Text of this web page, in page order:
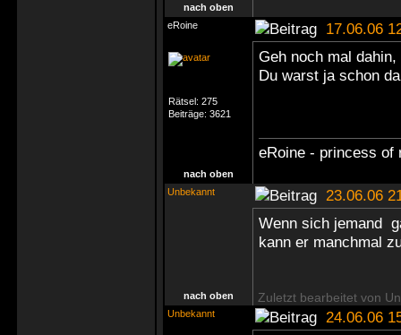
nach oben
eRoine
17.06.06
Rätsel: 275
Beiträge: 3621
Geh noch mal
Du warst ja schon
eRoine - princess of
nach oben
Unbekannt
23.06.06
Wenn sich jemand
kann er manchmal
nach oben Zuletzt bearbeitet von
Unbekannt
24.06.06